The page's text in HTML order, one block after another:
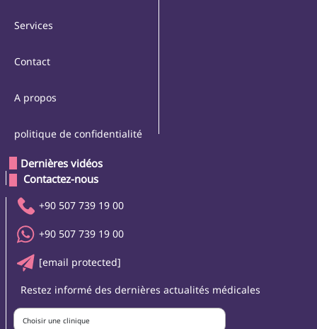
Services
Contact
A propos
politique de confidentialité
Dernières vidéos
Contactez-nous
+90 507 739 19 00
+90 507 739 19 00
[email protected]
Restez informé des dernières actualités médicales
Choisir une clinique